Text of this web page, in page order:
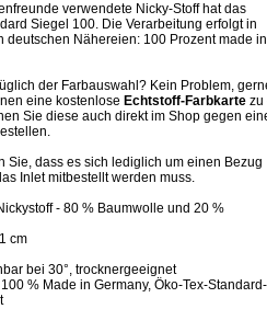
verwendete Nicky-Stoff hat das
Siegel 100. Die Verarbeitung erfolgt in
deutschen Nähereien: 100 Prozent made in
der Farbauswahl? Kein Problem,
eine kostenlose Echtstoff-Farbkarte zu
Sie diese auch direkt im Shop gegen
Sie, dass es sich lediglich um einen Bezug
Inlet mitbestellt werden muss.
- 80 % Baumwolle und 20 %
cm
bei 30°, trocknergeeignet
% Made in Germany, Öko-Tex-Standard-